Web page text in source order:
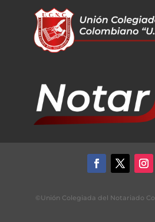
©Unión Colegiada del Notariado